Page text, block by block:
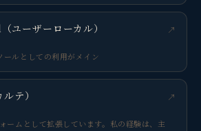
ユーザーローカル）
ールとしての利用がメイン
↗
テ）
ームとして拡張しています。私の経験は、主
↗